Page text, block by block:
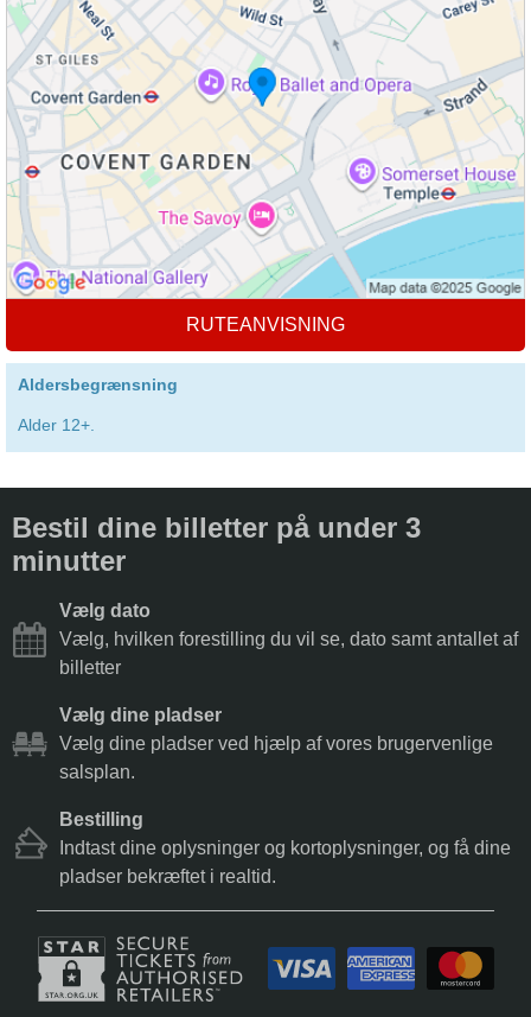
RUTEANVISNING
Aldersbegrænsning
Alder 12+.
Bestil dine billetter på under 3
minutter
Vælg dato
Vælg, hvilken forestilling du vil se, dato samt antallet af
billetter
Vælg dine pladser
Vælg dine pladser ved hjælp af vores brugervenlige
salsplan.
Bestilling
Indtast dine oplysninger og kortoplysninger, og få dine
pladser bekræftet i realtid.